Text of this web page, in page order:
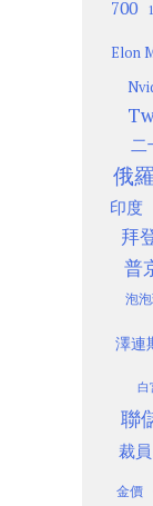
700
Elon
二
俄
印度
拜
普
泡
澤連
白
聯
裁員
金價